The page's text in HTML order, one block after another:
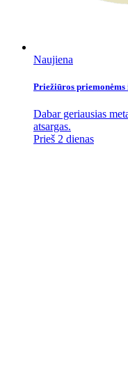
Naujiena
Priežiūros
Dabar geriausias
atsargas.
Prieš 2 dienas